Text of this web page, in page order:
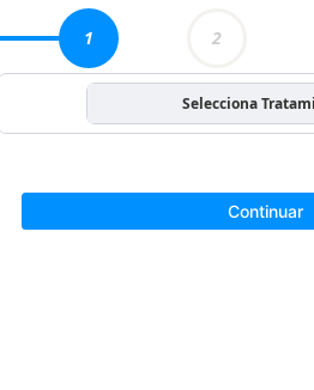
1 2
Selecciona
Continuar